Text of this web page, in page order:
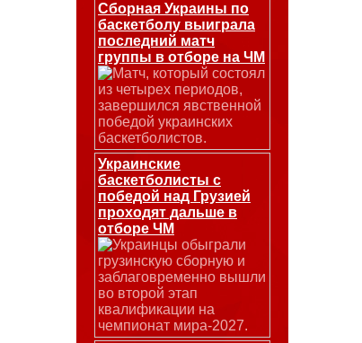
Сборная Украины по
баскетболу выиграла
последний матч
группы в отборе на ЧМ
Матч, который состоял
из четырех периодов,
завершился явственной
победой украинских
баскетболистов.
Украинские
баскетболисты с
победой над Грузией
проходят дальше в
отборе ЧМ
Украинцы обыграли
грузинскую сборную и
заблаговременно вышли
во второй этап
квалификации на
чемпионат мира-2027.